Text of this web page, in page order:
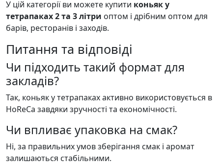
У цій категорії ви можете купити коньяк у
тетрапаках 2 та 3 літри оптом і дрібним оптом для
барів, ресторанів і заходів.
Питання та відповіді
Чи підходить такий формат для
закладів?
Так, коньяк у тетрапаках активно використовується в
HoReCa завдяки зручності та економічності.
Чи впливає упаковка на смак?
Ні, за правильних умов зберігання смак і аромат
залишаються стабільними.